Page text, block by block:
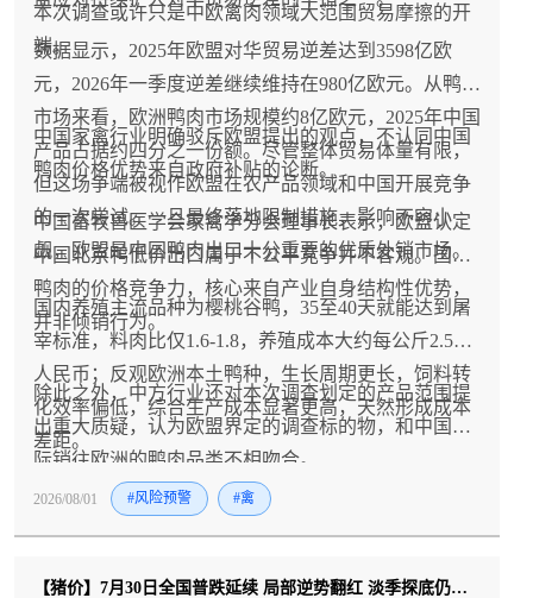
本次调查或许只是中欧禽肉领域大范围贸易摩擦的开
端。
数据显示，2025年欧盟对华贸易逆差达到3598亿欧
元，2026年一季度逆差继续维持在980亿欧元。从鸭肉
市场来看，欧洲鸭肉市场规模约8亿欧元，2025年中国
产品占据约四分之一份额。尽管整体贸易体量有限，
但这场争端被视作欧盟在农产品领域和中国开展竞争
的一次尝试。一旦最终落地限制措施，影响不容小
觑，欧盟是中国鸭肉出口十分重要的优质外销市场。
中国家禽行业明确驳斥欧盟提出的观点，不认同中国
鸭肉价格优势来自政府补贴的论断。
中国畜牧兽医学会家禽学分会理事长表示，欧盟认定
中国北京鸭低价出口属于不公平竞争并不客观。国内
鸭肉的价格竞争力，核心来自产业自身结构性优势，
并非倾销行为。
国内养殖主流品种为樱桃谷鸭，35至40天就能达到屠
宰标准，料肉比仅1.6-1.8，养殖成本大约每公斤2.5元
人民币；反观欧洲本土鸭种，生长周期更长，饲料转
化效率偏低，综合生产成本显著更高，天然形成成本
差距。
除此之外，中方行业还对本次调查划定的产品范围提
出重大质疑，认为欧盟界定的调查标的物，和中国实
际销往欧洲的鸭肉品类不相吻合。
2026/08/01 #风险预警 #禽
【猪价】7月30日全国普跌延续 局部逆势翻红 淡季探底仍在持续